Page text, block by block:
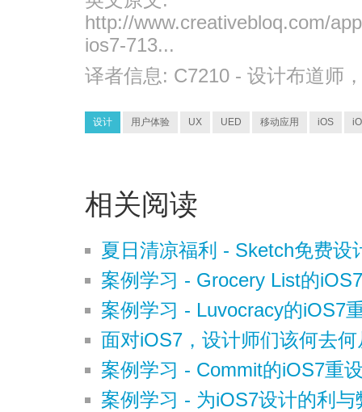
http://www.creativebloq.com/
ios7-713...
译者信息: C7210 - 设计布道师
设计 用户体验 UX UED 移动应用 iOS
相关阅读
夏日清凉福利 - Sketch免费设
案例学习 - Grocery List的
案例学习 - Luvocracy的iOS7
面对iOS7，设计师们该何去何
案例学习 - Commit的iOS7重
案例学习 - 为iOS7设计的利与